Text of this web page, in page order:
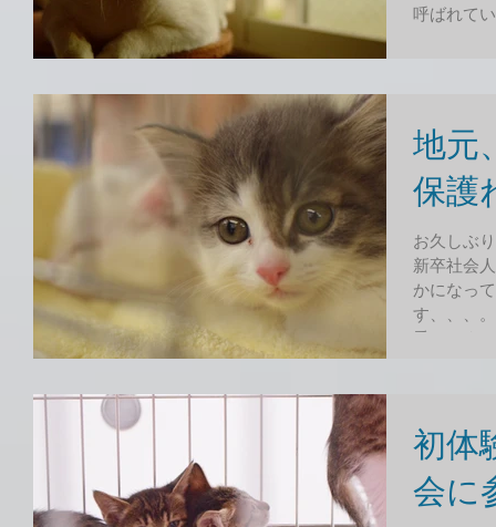
呼ばれて
地元
保護
お久しぶ
新卒社会
かになっ
す、、、
愛いです
初体
会に